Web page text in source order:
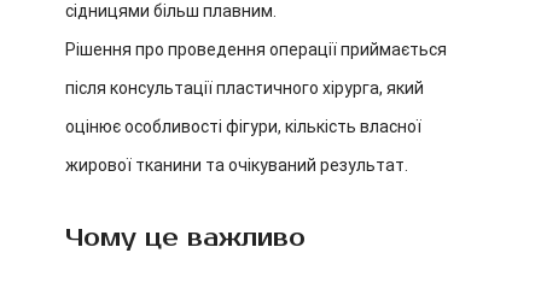
сідницями більш плавним.
Рішення про проведення операції приймається
після консультації пластичного хірурга, який
оцінює особливості фігури, кількість власної
жирової тканини та очікуваний результат.
Чому це важливо